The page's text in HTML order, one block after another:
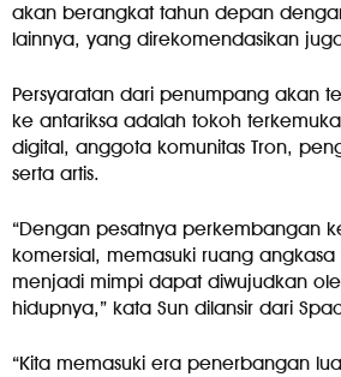
akan berangkat tahun depan
lainnya, yang direkomendasikan
Persyaratan dari penumpang akan
ke antariksa adalah tokoh
digital, anggota komunitas Tron,
serta artis.
“Dengan pesatnya perkembangan
komersial, memasuki ruang
menjadi mimpi dapat diwujudkan
hidupnya,” kata Sun dilansir dari
“Kita memasuki era penerbangan